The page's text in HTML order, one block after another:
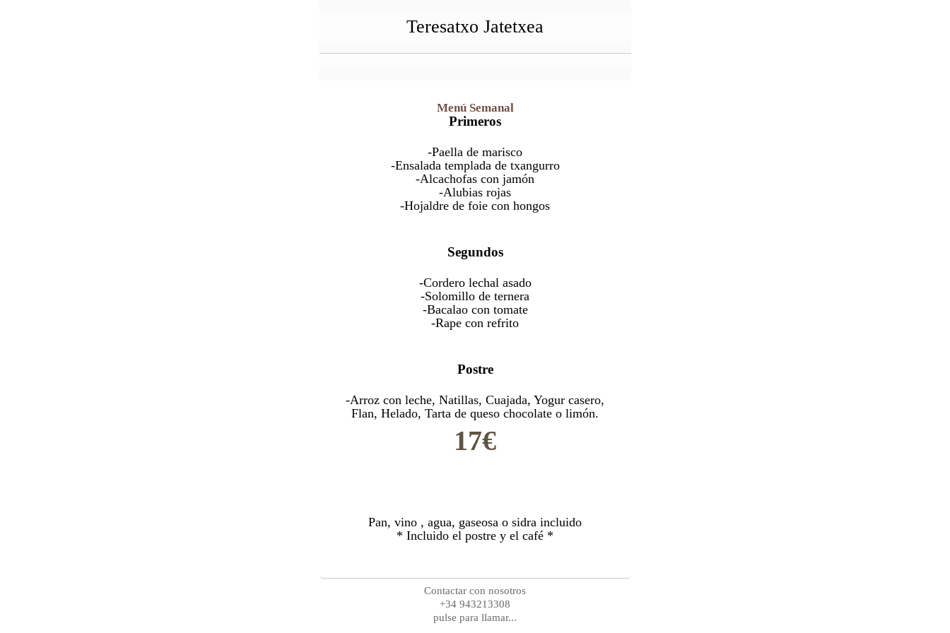
Teresatxo Jatetxea
Menú Semanal
Primeros
-Paella de marisco
-Ensalada templada de txangurro
-Alcachofas con jamón
-Alubias rojas
-Hojaldre de foie con hongos
Segundos
-Cordero lechal asado
-Solomillo de ternera
-Bacalao con tomate
-Rape con refrito
Postre
-Arroz con leche, Natillas, Cuajada, Yogur casero,
Flan, Helado, Tarta de queso chocolate o limón.
17€
Pan, vino , agua, gaseosa o sidra incluido
* Incluido el postre y el café *
Contactar con nosotros
+34 943213308
pulse para llamar...